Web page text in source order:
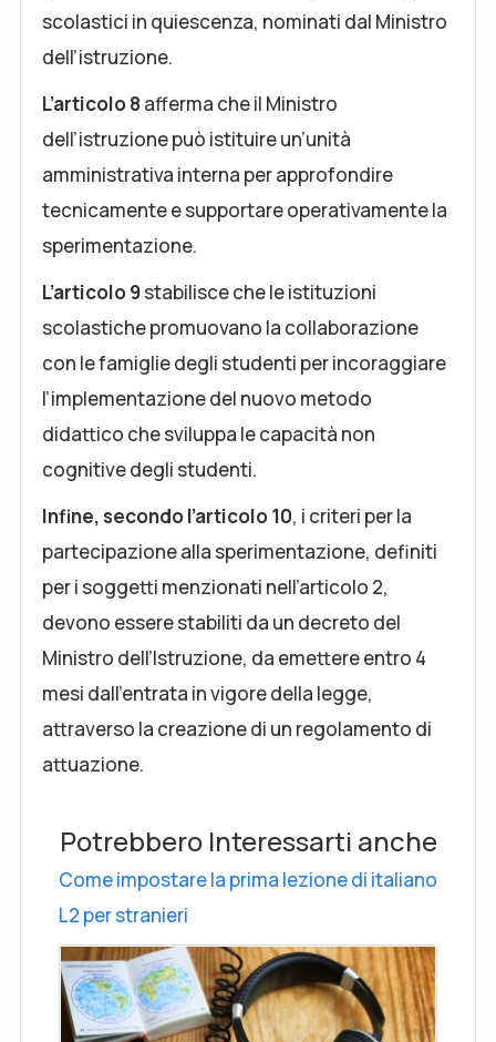
scolastici in quiescenza, nominati dal Ministro
dell’istruzione.
L’articolo 8 afferma che il Ministro
dell’istruzione può istituire un’unità
amministrativa interna per approfondire
tecnicamente e supportare operativamente la
sperimentazione.
L’articolo 9stabilisce che le istituzioni
scolastiche promuovano la collaborazione
con le famiglie degli studenti per incoraggiare
l’implementazione del nuovo metodo
didattico che sviluppa le capacità non
cognitive degli studenti.
Infine, secondo l’articolo 10, i criteri per la
partecipazione alla sperimentazione, definiti
per i soggetti menzionati nell’articolo 2,
devono essere stabiliti da un decreto del
Ministro dell’Istruzione, da emettere entro 4
mesi dall’entrata in vigore della legge,
attraverso la creazione di un regolamento di
attuazione.
Potrebbero Interessarti anche
Come impostare la prima lezione di italiano
L2 per stranieri